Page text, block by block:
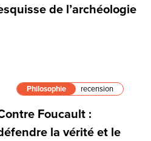
de l’archéologie
Philosophie recension
Foucault :
la vérité et le